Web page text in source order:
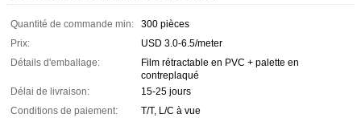
Quantité de commande min:
300 pièces
Prix:
USD 3.0-6.5/meter
Détails d'emballage:
Film rétractable en PVC + palette en
contreplaqué
Délai de livraison:
15-25 jours
Conditions de paiement:
T/T, L/C à vue